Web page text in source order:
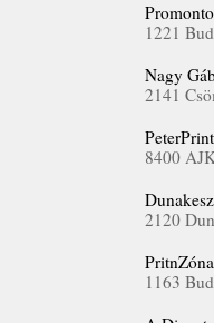
1221
Nagy
2141
8400
2120
1163